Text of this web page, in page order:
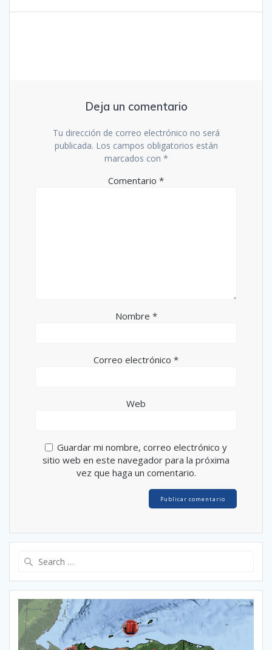
Deja un comentario
Tu dirección de correo electrónico no será
publicada. Los campos obligatorios están
marcados con *
Comentario *
Nombre *
Correo electrónico *
Web
Guardar mi nombre, correo electrónico y
sitio web en este navegador para la próxima
vez que haga un comentario.